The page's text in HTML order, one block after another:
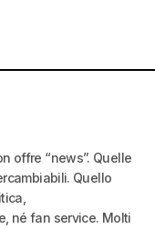
offre “news”. Quelle
Quello
né fan service. Molti